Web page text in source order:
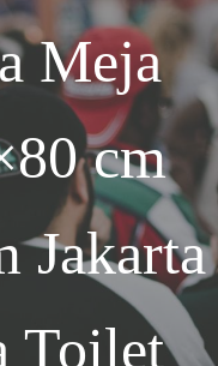
Meja
cm
Jakarta
Toilet